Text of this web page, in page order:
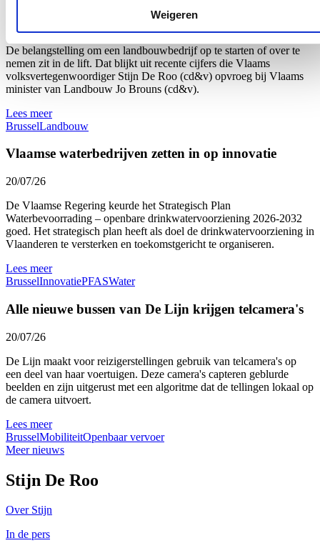
Weigeren
De belangstelling om een landbouwbedrijf op te starten of over te
nemen zit in de lift. Dat blijkt uit recente cijfers die Vlaams
volksvertegenwoordiger Stijn De Roo (cd&v) opvroeg bij Vlaams
minister van Landbouw Jo Brouns (cd&v).
Lees meer
BrusselLandbouw
Vlaamse waterbedrijven zetten in op innovatie
20/07/26
De Vlaamse Regering keurde het Strategisch Plan
Waterbevoorrading – openbare drinkwatervoorziening 2026-2032
goed. Het strategisch plan heeft als doel de drinkwatervoorziening in
Vlaanderen te versterken en toekomstgericht te organiseren.
Lees meer
BrusselInnovatiePFASWater
Alle nieuwe bussen van De Lijn krijgen telcamera's
20/07/26
De Lijn maakt voor reizigerstellingen gebruik van telcamera's op
een deel van haar voertuigen. Deze camera's capteren geblurde
beelden en zijn uitgerust met een algoritme dat de tellingen lokaal op
de camera uitvoert.
Lees meer
BrusselMobiliteitOpenbaar vervoer
Meer nieuws
Stijn De Roo
Over Stijn
In de pers